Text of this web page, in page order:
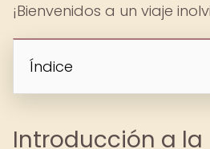
¡Bienvenidos a un viaje
Índice
Introducción a la